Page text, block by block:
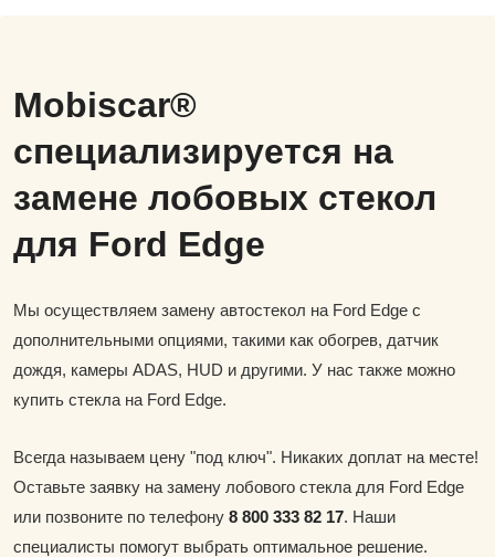
Mobiscar®
специализируется на
замене лобовых стекол
для Ford Edge
Мы осуществляем замену автостекол на Ford Edge с
дополнительными опциями, такими как обогрев, датчик
дождя, камеры ADAS, HUD и другими. У нас также можно
купить стекла на Ford Edge.
Всегда называем цену "под ключ". Никаких доплат на месте!
Оставьте заявку на замену лобового стекла для Ford Edge
или позвоните по телефону 8 800 333 82 17. Наши
специалисты помогут выбрать оптимальное решение.